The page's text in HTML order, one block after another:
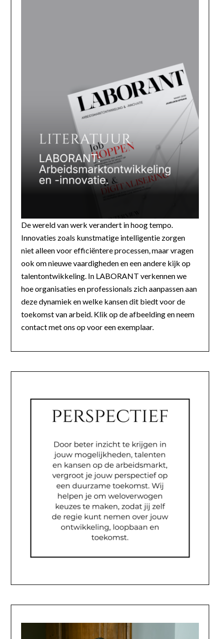
De wereld van werk verandert in hoog tempo.
Innovaties zoals kunstmatige intelligentie zorgen
niet alleen voor efficiëntere processen, maar vragen
ook om nieuwe vaardigheden en een andere kijk op
talentontwikkeling. In LABORANT verkennen we
hoe organisaties en professionals zich aanpassen aan
deze dynamiek en welke kansen dit biedt voor de
toekomst van arbeid. Klik op de afbeelding en neem
contact met ons op voor een exemplaar.